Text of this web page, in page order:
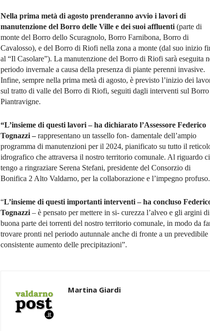
Nella prima metà di agosto prenderanno avvio i lavori di
manutenzione del Borro delle Ville e dei suoi affluenti (parte di
monte del Borro dello Scuragnolo, Borro Farnibona, Borro di
Cavalosso), e del Borro di Riofi nella zona a monte (dal suo inizio
al “Il Casolare”). La manutenzione del Borro di Riofi sarà eseguita
periodo invernale a causa della presenza di piante perenni invasive.
Infine, sempre nella prima metà di agosto, è previsto l’inizio dei
sul tratto di valle del Borro di Riofi, seguiti dagli interventi sul
Piantravigne.
“L’insieme di questi lavori – ha dichiarato l’Assessore Federico
Tognazzi –rappresentano un tassello fon- damentale dell’ampio
programma di manutenzioni per il 2024, pianificato su tutto il
idrografico che attraversa il nostro territorio comunale. Al riguardo ci
tengo a ringraziare Serena Stefani, presidente del Consorzio di
Bonifica 2 Alto Valdarno, per la collaborazione e l’impegno
“L’insieme di questi importanti interventi – ha concluso
Tognazzi – è pensato per mettere in si- curezza l’alveo e gli argini di
buona parte dei torrenti del nostro territorio comunale, in modo da
trovare pronti nel periodo autunnale anche di fronte a un prevedibile
consistente aumento delle precipitazioni”.
Martina Giardi